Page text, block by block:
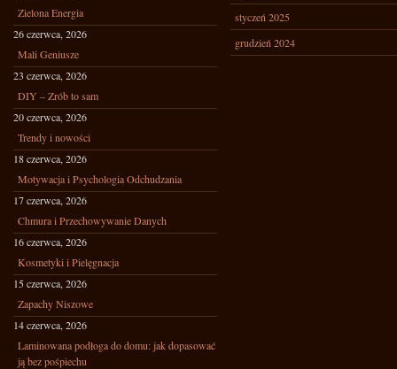
Zielona Energia
26 czerwca, 2026
Mali Geniusze
23 czerwca, 2026
DIY – Zrób to sam
20 czerwca, 2026
Trendy i nowości
18 czerwca, 2026
Motywacja i Psychologia Odchudzania
17 czerwca, 2026
Chmura i Przechowywanie Danych
16 czerwca, 2026
Kosmetyki i Pielęgnacja
15 czerwca, 2026
Zapachy Niszowe
14 czerwca, 2026
Laminowana podłoga do domu: jak dopasować
ją bez pośpiechu
styczeń 2025
grudzień 2024